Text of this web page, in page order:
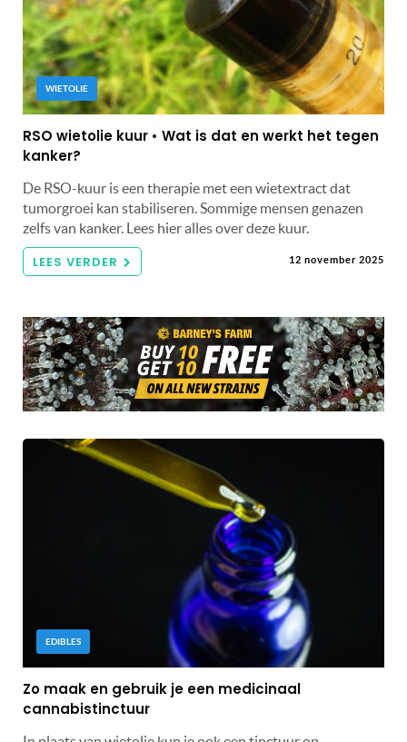
WIETOLIE
RSO wietolie kuur • Wat is dat en werkt het tegen
kanker?
De RSO-kuur is een therapie met een wietextract dat
tumorgroei kan stabiliseren. Sommige mensen genazen
zelfs van kanker. Lees hier alles over deze kuur.
LEES VERDER 12 november 2025
EDIBLES
Zo maak en gebruik je een medicinaal
cannabistinctuur